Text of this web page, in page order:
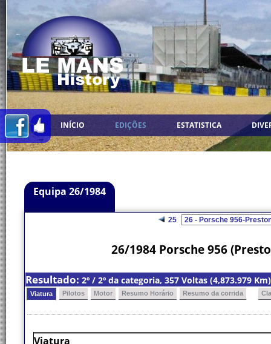
INÍCIO EDIÇÕES ESTATISTICA
Equipa 26/1984
25
26/1984 Porsche 956
Resultado: 2º / 2º da categoria, 357 Voltas (4,873.979
Viatura Pilotos Motor Resumo Horário Resumo da corrida
Viatura